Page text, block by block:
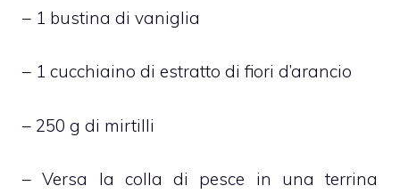
– 1 bustina di vaniglia
– 1 cucchiaino di estratto di fiori d’arancio
– 250 g di mirtilli
– Versa la colla di pesce in una terrina